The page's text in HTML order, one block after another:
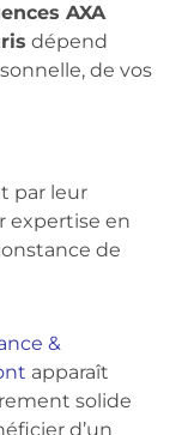
AXA
dépend
de vos
par leur
expertise en
de
&
apparaît
solide
d’un